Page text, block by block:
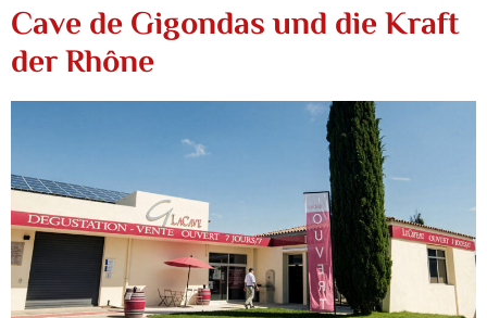
Cave de Gigondas und die Kraft
der Rhône